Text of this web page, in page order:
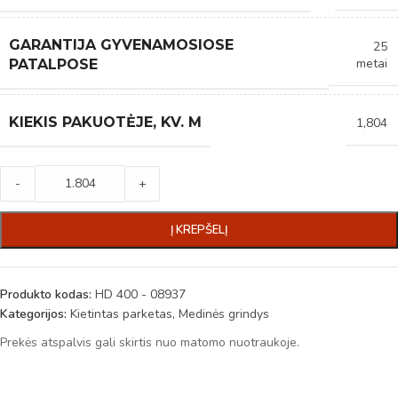
GARANTIJA GYVENAMOSIOSE
PATALPOSE
25
metai
KIEKIS PAKUOTĖJE, KV. M 1,804
- +
Į KREPŠELĮ
Produkto kodas: HD 400 - 08937
Kategorijos: Kietintas parketas, Medinės grindys
Prekės atspalvis gali skirtis nuo matomo nuotraukoje.